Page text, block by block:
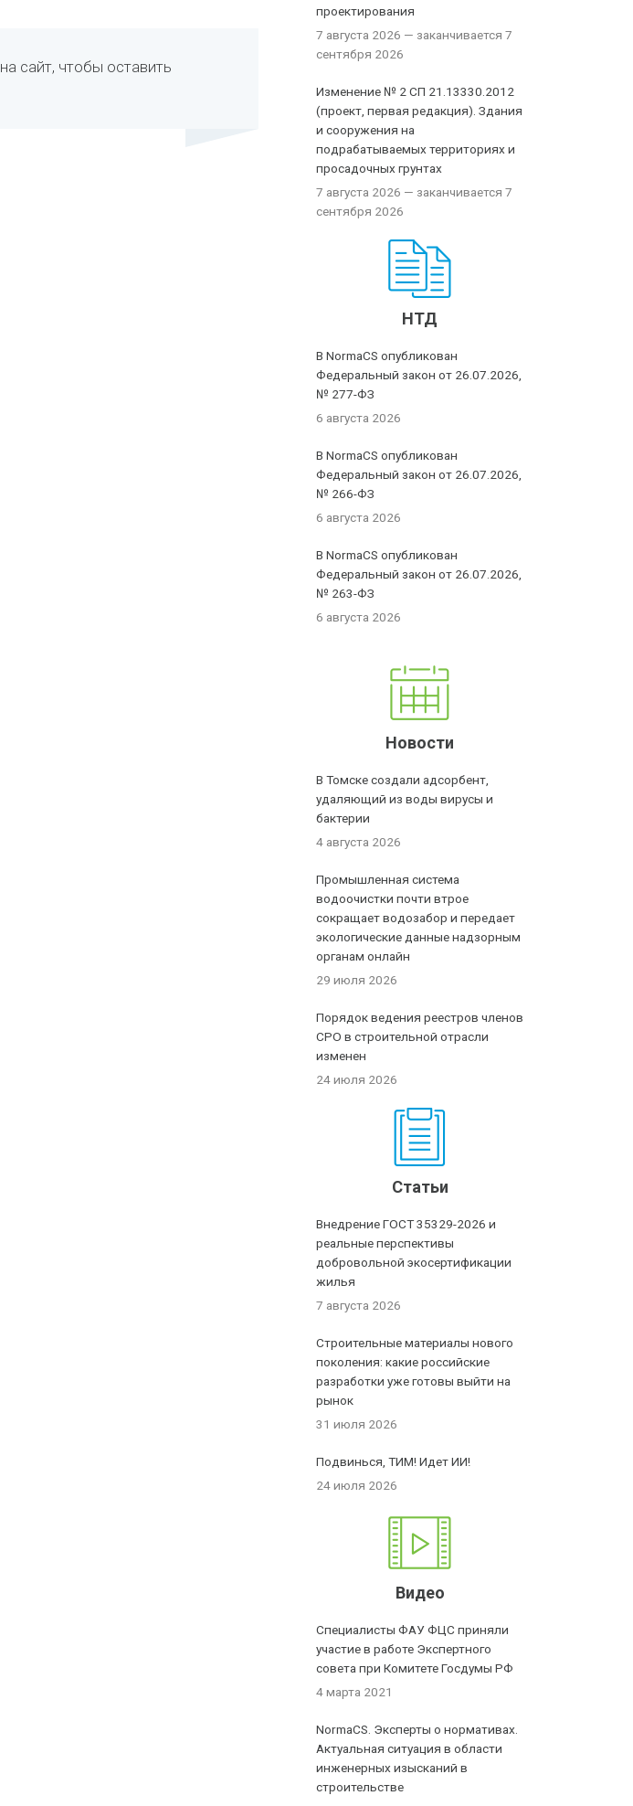
на сайт, чтобы оставить
проектирования
7 августа 2026 — заканчивается 7
сентября 2026
Изменение № 2 СП 21.13330.2012
(проект, первая редакция). Здания
и сооружения на
подрабатываемых территориях и
просадочных грунтах
7 августа 2026 — заканчивается 7
сентября 2026
НТД
В NormaCS опубликован
Федеральный закон от 26.07.2026,
№ 277-ФЗ
6 августа 2026
В NormaCS опубликован
Федеральный закон от 26.07.2026,
№ 266-ФЗ
6 августа 2026
В NormaCS опубликован
Федеральный закон от 26.07.2026,
№ 263-ФЗ
6 августа 2026
Новости
В Томске создали адсорбент,
удаляющий из воды вирусы и
бактерии
4 августа 2026
Промышленная система
водоочистки почти втрое
сокращает водозабор и передает
экологические данные надзорным
органам онлайн
29 июля 2026
Порядок ведения реестров членов
СРО в строительной отрасли
изменен
24 июля 2026
Статьи
Внедрение ГОСТ 35329-2026 и
реальные перспективы
добровольной экосертификации
жилья
7 августа 2026
Строительные материалы нового
поколения: какие российские
разработки уже готовы выйти на
рынок
31 июля 2026
Подвинься, ТИМ! Идет ИИ!
24 июля 2026
Видео
Специалисты ФАУ ФЦС приняли
участие в работе Экспертного
совета при Комитете Госдумы РФ
4 марта 2021
NormaCS. Эксперты о нормативах.
Актуальная ситуация в области
инженерных изысканий в
строительстве